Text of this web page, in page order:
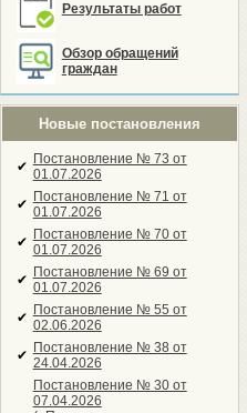
Результаты работ
Обзор обращений
граждан
Новые постановления
✔ Постановление № 73 от
01.07.2026
✔ Постановление № 71 от
01.07.2026
✔ Постановление № 70 от
01.07.2026
✔ Постановление № 69 от
01.07.2026
✔ Постановление № 55 от
02.06.2026
✔ Постановление № 38 от
24.04.2026
Постановление № 30 от
07.04.2026